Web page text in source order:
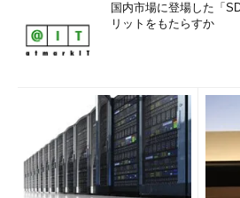
国内市場に登場した「
リットをもたらすか